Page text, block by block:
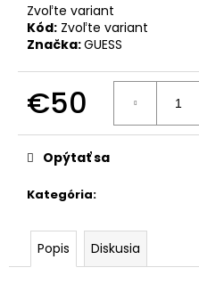
Zvoľte variant
Kód: Zvoľte variant
Značka:GUESS
€50
cena:
Kategória:
Opýtať sa
Popis Diskusia
O
d
p
o
ú
č
m
DÁMSKA